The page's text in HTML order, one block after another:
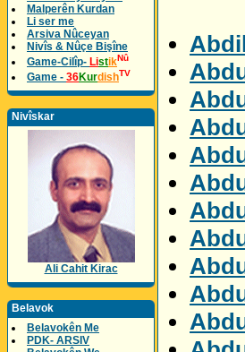
Malperên Kurdan
Li ser me
Arsiva Nûceyan
Nivîs & Nûçe Bişîne
Game-Cilîp- ListikNû
Game - 36KurdishTV
Nivîskar
Ali Cahit Kirac
Belavok
Belavokên Me
PDK- ARSIV